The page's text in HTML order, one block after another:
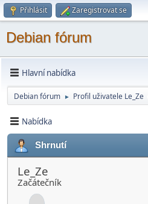
Přihlásit Zaregistrovat se
Debian fórum
Hlavní nabídka
Debian fórum ► Profil uživatele Le_Ze
Nabídka
Shrnutí
Le_Ze
Začátečník